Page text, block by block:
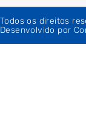
Todos os direitos
Desenvolvido por